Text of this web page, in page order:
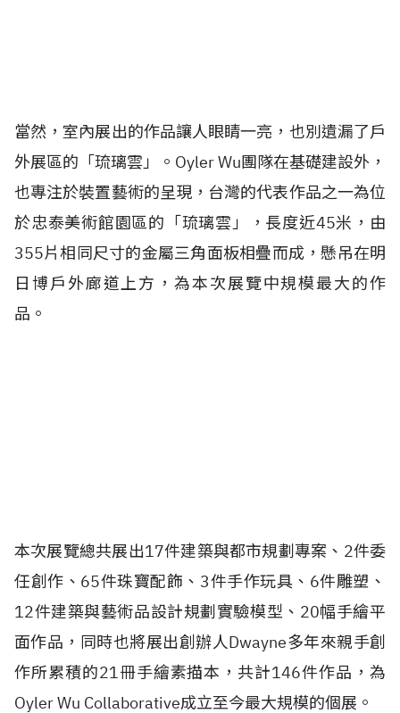
當然，室內展出的作品讓人眼睛一亮，也別遺漏了戶
外展區的「琉璃雲」。Oyler Wu團隊在基礎建設外，
也專注於裝置藝術的呈現，台灣的代表作品之一為位
於忠泰美術館園區的「琉璃雲」，長度近45米，由
355片相同尺寸的金屬三角面板相疊而成，懸吊在明
日博戶外廊道上方，為本次展覽中規模最大的作
品。
本次展覽總共展出17件建築與都市規劃專案、2件委
任創作、65件珠寶配飾、3件手作玩具、6件雕塑、
12件建築與藝術品設計規劃實驗模型、20幅手繪平
面作品，同時也將展出創辦人Dwayne多年來親手創
作所累積的21冊手繪素描本，共計146件作品，為
Oyler Wu Collaborative成立至今最大規模的個展。